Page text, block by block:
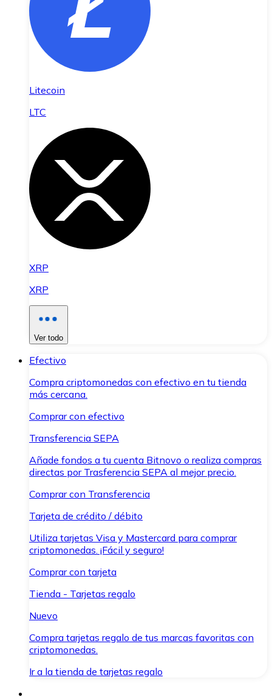
Litecoin
LTC
XRP
XRP
Ver todo
Efectivo
Compra criptomonedas con efectivo en tu tienda
más cercana.
Comprar con efectivo
Transferencia SEPA
Añade fondos a tu cuenta Bitnovo o realiza compras
directas por Trasferencia SEPA al mejor precio.
Comprar con Transferencia
Tarjeta de crédito / débito
Utiliza tarjetas Visa y Mastercard para comprar
criptomonedas. ¡Fácil y seguro!
Comprar con tarjeta
Tienda - Tarjetas regalo
Nuevo
Compra tarjetas regalo de tus marcas favoritas con
criptomonedas.
Ir a la tienda de tarjetas regalo